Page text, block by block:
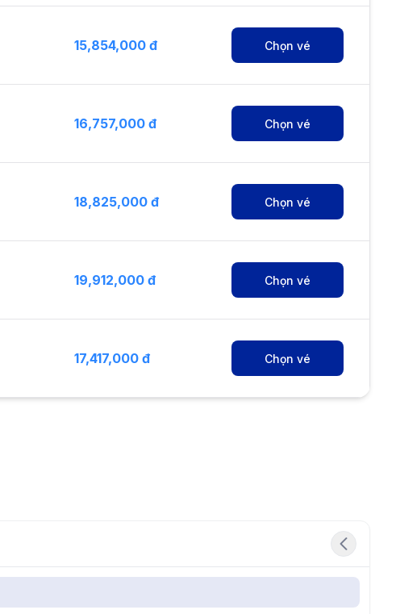
15,854,000 đ Chọn vé
16,757,000 đ Chọn vé
18,825,000 đ Chọn vé
19,912,000 đ Chọn vé
17,417,000 đ Chọn vé